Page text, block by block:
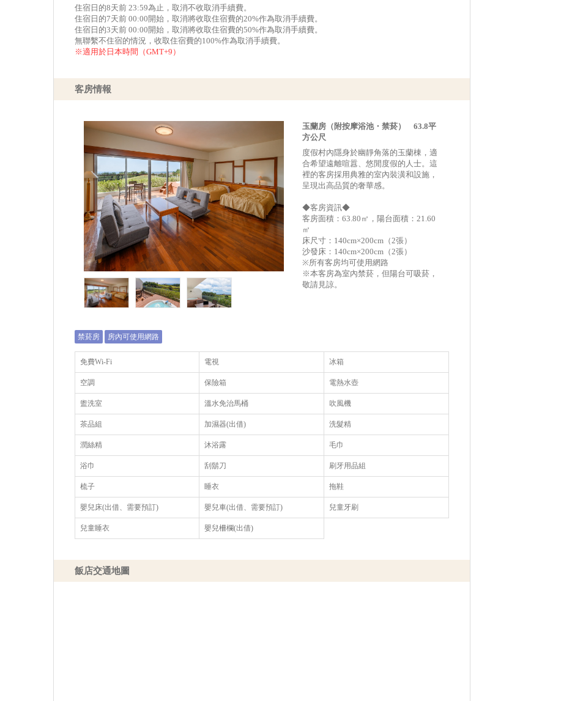
住宿日的8天前 23:59為止，取消不收取消手續費。
住宿日的7天前 00:00開始，取消將收取住宿費的20%作為取消手續費。
住宿日的3天前 00:00開始，取消將收取住宿費的50%作為取消手續費。
無聯繫不住宿的情況，收取住宿費的100%作為取消手續費。
※適用於日本時間（GMT+9）
客房情報
玉蘭房（附按摩浴池・禁菸） 63.8平
方公尺
度假村內隱身於幽靜角落的玉蘭棟，適
合希望遠離喧囂、悠閒度假的人士。這
裡的客房採用典雅的室內裝潢和設施，
呈現出高品質的奢華感。
◆客房資訊◆
客房面積：63.80㎡，陽台面積：21.60
㎡
床尺寸：140cm×200cm（2張）
沙發床：140cm×200cm（2張）
※所有客房均可使用網路
※本客房為室內禁菸，但陽台可吸菸，
敬請見諒。
禁菸房 房內可使用網路
免費Wi-Fi 電視 冰箱
空調 保險箱 電熱水壺
盥洗室 溫水免治馬桶 吹風機
茶品組 加濕器(出借) 洗髮精
潤絲精 沐浴露 毛巾
浴巾 刮鬍刀 刷牙用品組
梳子 睡衣 拖鞋
嬰兒床(出借、需要預訂) 嬰兒車(出借、需要預訂) 兒童牙刷
兒童睡衣 嬰兒柵欄(出借)
飯店交通地圖